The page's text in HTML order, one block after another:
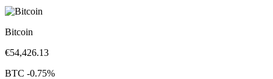
Bitcoin
€54,426.13
BTC -0.75%